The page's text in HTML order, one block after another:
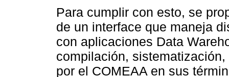
Para cumplir con esto, se
de un interface que maneja
con aplicaciones Data
compilación,
por el COMEAA en sus